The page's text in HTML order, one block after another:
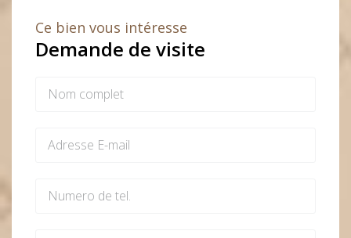
Ce bien vous intéresse
Demande de visite